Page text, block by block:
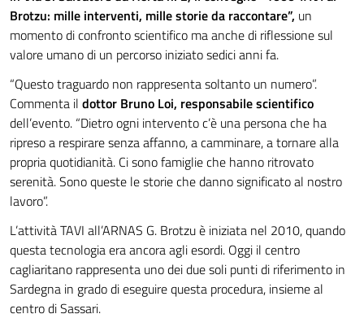
Brotzu: mille interventi, mille storie da raccontare”, un
momento di confronto scientifico ma anche di riflessione sul
valore umano di un percorso iniziato sedici anni fa.
“Questo traguardo non rappresenta soltanto un numero”.
Commenta il dottor Bruno Loi, responsabile scientifico
dell’evento. “Dietro ogni intervento c’è una persona che ha
ripreso a respirare senza affanno, a camminare, a tornare alla
propria quotidianità. Ci sono famiglie che hanno ritrovato
serenità. Sono queste le storie che danno significato al nostro
lavoro”.
L’attività TAVI all’ARNAS G. Brotzu è iniziata nel 2010, quando
questa tecnologia era ancora agli esordi. Oggi il centro
cagliaritano rappresenta uno dei due soli punti di riferimento in
Sardegna in grado di eseguire questa procedura, insieme al
centro di Sassari.